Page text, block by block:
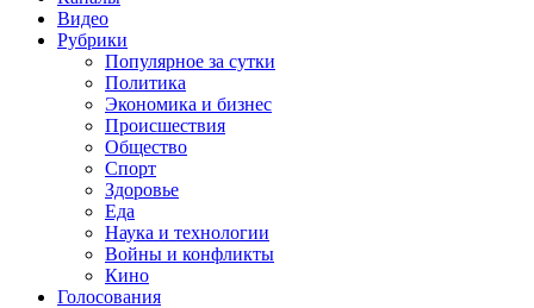
Видео
Рубрики
Популярное за сутки
Политика
Экономика и бизнес
Происшествия
Общество
Спорт
Здоровье
Еда
Наука и технологии
Войны и конфликты
Кино
Голосования